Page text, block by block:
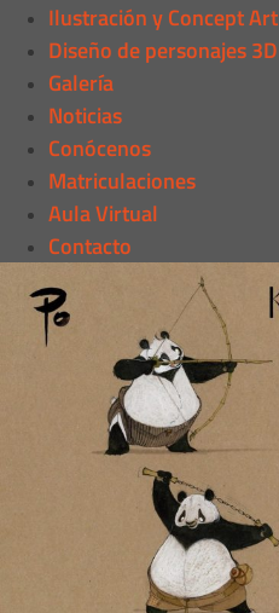
Ilustración y Concept Art
Diseño de personajes 3D
Galería
Noticias
Conócenos
Matriculaciones
Aula Virtual
Contacto